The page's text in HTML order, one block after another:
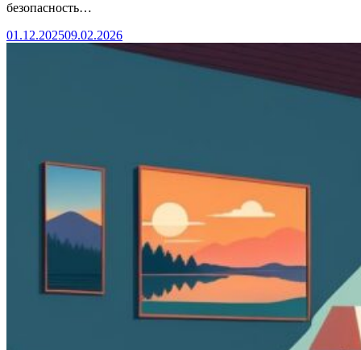
безопасность…
01.12.202509.02.2026